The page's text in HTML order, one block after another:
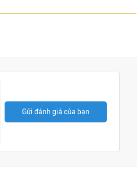
Gửi đánh giá của bạn